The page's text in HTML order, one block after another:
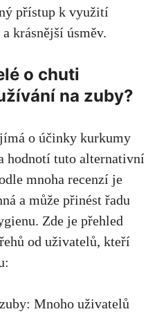
přístup k využití
krásnější úsměv.
o chuti⁣
na zuby?
o účinky kurkumy
hodnotí tuto alternativní
mnoha recenzí je
a může přinést řadu
Zde je přehled
od uživatelů, kteří
⁢Mnoho uživatelů